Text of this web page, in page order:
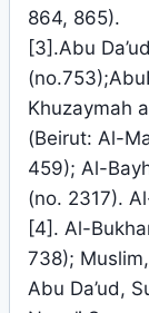
864, 865).
[3].Abu
Khuzaymah
(Beirut: Al-
459); Al-
(no. 2317).
[4]. Al-
738);
Abu Da’ud,